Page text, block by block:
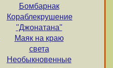
Бомбарнак
Кораблекрушение
''Джонатана''
Маяк на краю
света
Необыкновенные